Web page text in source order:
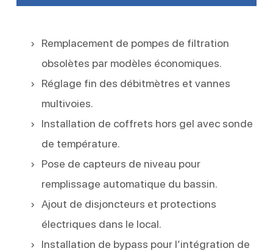
Remplacement de pompes de filtration
obsolètes par modèles économiques.
Réglage fin des débitmètres et vannes
multivoies.
Installation de coffrets hors gel avec sonde
de température.
Pose de capteurs de niveau pour
remplissage automatique du bassin.
Ajout de disjoncteurs et protections
électriques dans le local.
Installation de bypass pour l’intégration de